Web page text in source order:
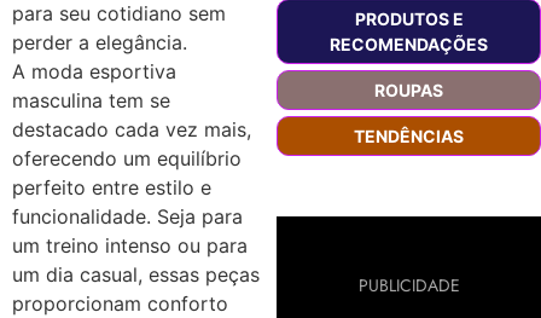
para seu cotidiano sem
perder a elegância.
A moda esportiva
masculina tem se
destacado cada vez mais,
oferecendo um equilíbrio
perfeito entre estilo e
funcionalidade. Seja para
um treino intenso ou para
um dia casual, essas peças
proporcionam conforto
PRODUTOS E
RECOMENDAÇÕES
ROUPAS
TENDÊNCIAS
PUBLICIDADE